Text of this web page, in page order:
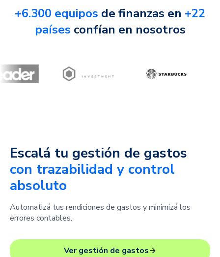
+6.300 equipos de finanzas en +22
países confían en nosotros
Escalá tu gestión de gastos
con trazabilidad y control
absoluto
Automatizá tus rendiciones de gastos y minimizá los
errores contables.
Ver gestión de gastos